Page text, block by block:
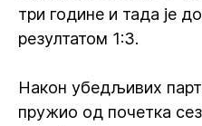
три године и тада је
резултатом 1:3.
Након убедљивих
пружио од почетка